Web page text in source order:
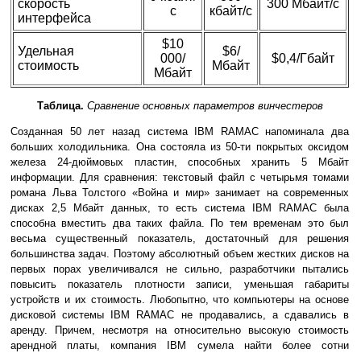
скорость
интерфейса
с
кбайт/с
300 Мбайт/с
Удельная
стоимость
$10
000/
Мбайт
$6/
Мбайт
$0,4/Гбайт
Таблица. Сравнение основных параметров винчестеров
Созданная 50 лет назад система IBM RAMAC напоминала два
больших холодильника. Она состояла из 50-ти покрытых оксидом
железа 24-дюймовых пластин, способных хранить 5 Мбайт
информации. Для сравнения: текстовый файл с четырьмя томами
романа Льва Толстого «Война и мир» занимает на современных
дисках 2,5 Мбайт данных, то есть система IBM RAMAC была
способна вместить два таких файла. По тем временам это был
весьма существенный показатель, достаточный для решения
большинства задач. Поэтому абсолютный объем жестких дисков на
первых порах увеличивался не сильно, разработчики пытались
повысить показатель плотности записи, уменьшая габариты
устройств и их стоимость. Любопытно, что компьютеры на основе
дисковой системы IBM RAMAC не продавались, а сдавались в
аренду. Причем, несмотря на относительно высокую стоимость
арендной платы, компания IBM сумела найти более сотни